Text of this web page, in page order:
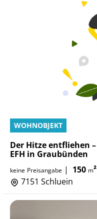
WOHNOBJEKT
Der Hitze entfliehen
EFH in Graubünden
keine Preisangabe | 150 m²
7151 Schluein